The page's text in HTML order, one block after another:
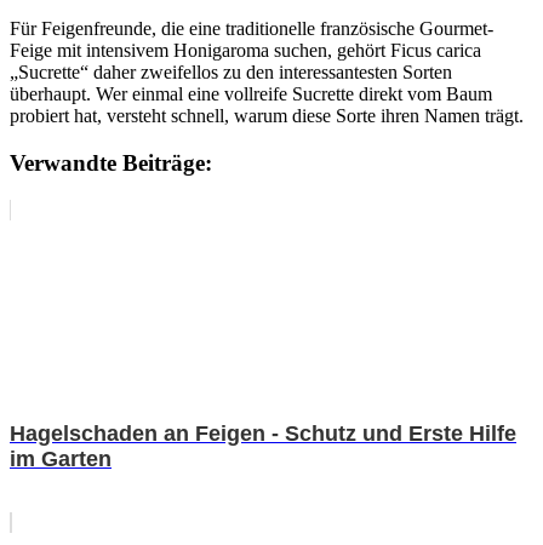
Für Feigenfreunde, die eine traditionelle französische Gourmet-
Feige mit intensivem Honigaroma suchen, gehört Ficus carica
„Sucrette“ daher zweifellos zu den interessantesten Sorten
überhaupt. Wer einmal eine vollreife Sucrette direkt vom Baum
probiert hat, versteht schnell, warum diese Sorte ihren Namen trägt.
Verwandte Beiträge:
Hagelschaden an Feigen - Schutz und Erste Hilfe
im Garten